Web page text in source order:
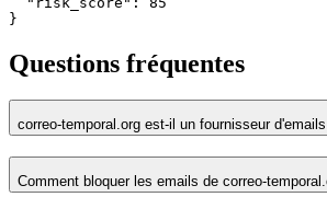
}
Questions fréquentes
correo-temporal.org est-il un fournisseur
Comment bloquer les emails de correo-